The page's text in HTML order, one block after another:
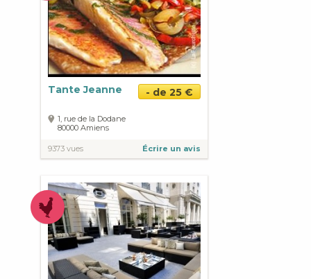
Tante Jeanne - de 25 €
1, rue de la Dodane
80000 Amiens
9373 vues Écrire un avis